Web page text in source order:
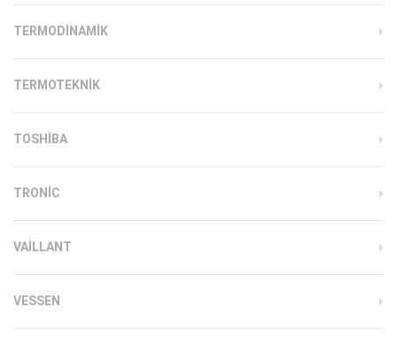
TERMODINAMIK
TERMOTEKNIK
TOSHIBA
TRONIC
VAILLANT
VESSEN